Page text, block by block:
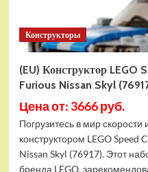
Конструкторы
(EU) Конструктор LEGO
Furious Nissan Skyl
Цена от: 3666 руб.
Погрузитесь в мир
конструктором LEGO Speed
Nissan Skyl (76917). Этот
бренда LEGO,